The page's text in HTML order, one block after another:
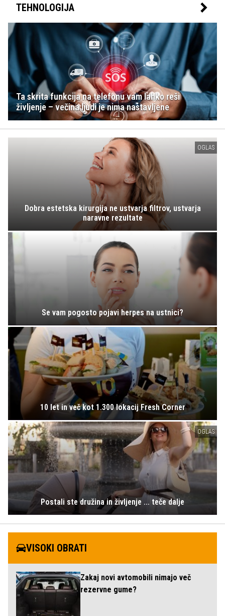
TEHNOLOGIJA
Ta skrita funkcija na telefonu vam lahko reši
življenje – večina ljudi je nima nastavljene
OGLAS
Dobra estetska kirurgija ne ustvarja filtrov, ustvarja
naravne rezultate
Se vam pogosto pojavi herpes na ustnici?
10 let in več kot 1.300 lokacij Fresh Corner
OGLAS
Postali ste družina in življenje ... teče dalje
VISOKI OBRATI
Zakaj novi avtomobili nimajo več
rezervne gume?